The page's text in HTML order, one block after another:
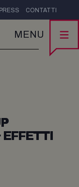
PRESS CONTATTI
MENU